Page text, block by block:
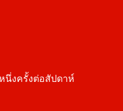
นึ่งครั้งต่อสัปดาห์